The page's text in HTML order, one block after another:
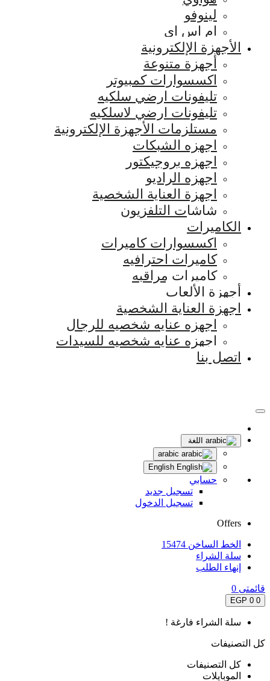
لينوفو
ام اس اي
الأجهزة الإلكترونية
أجهزة متنوعة
اكسسوارات كمبيوتر
تليفونات ارضي سلكيه
تليفونات ارضي لاسلكيه
مستلزمات الأجهزة الإلكترونية
اجهزه الشبكات
اجهزه بروجيكتور
اجهزه الراديو
اجهزة العناية الشخصية
شاشات التلفزيون
الكاميرات
اكسسوارات كاميرات
كاميرات احترافيه
كاميرات مراقبه
أجهزة الألعاب
اجهزة العناية الشخصية
اجهزه عنايه شخصيه للرجال
اجهزه عنايه شخصيه للسيدات
اتصل بنا
اللغة
حسابي
تسجيل جديد
تسجيل الدخول
Offers
الخط الساخن 15474
سلة الشراء
إنهاء الطلب
قائمتى 0
0
0 EGP
سلة الشراء فارغة !
كل التصنيفات
كل التصنيفات
الموبايلات